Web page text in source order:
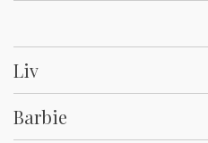
Liv
Barbie